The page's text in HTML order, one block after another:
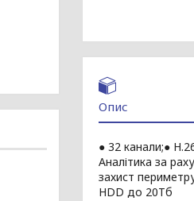
Опис
● 32 канали;●
Аналітика за
захист
HDD до 20Тб